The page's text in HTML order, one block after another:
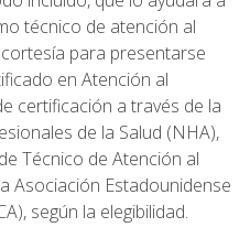
técnico de atención al
para presentarse
en Atención al
certificación a través de la
de la Salud (NHA),
Técnico de Atención al
Asociación Estadounidense
según la elegibilidad.